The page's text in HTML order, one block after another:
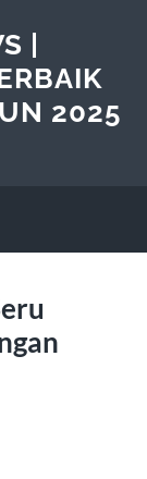
|
2025